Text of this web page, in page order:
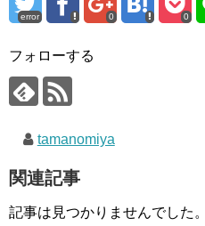
error 0 0
フォローする
tamanomiya
関連記事
記事は見つかりませんでした。